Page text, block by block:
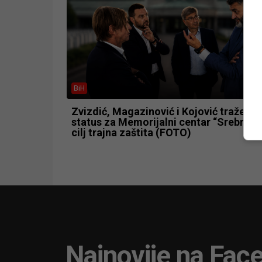
BiH
Zvizdić, Magazinović i Kojović traže
status za Memorijalni centar
cilj trajna zaštita (FOTO)